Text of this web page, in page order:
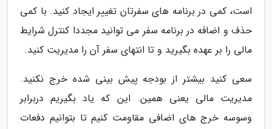
است، کمی در برنامه های سفرتان تغییر ایجاد کنید. با کمی
حذف و اضافه در برنامه سفر می توانید مجددا کنترل شرایط
مالی را بر عهده بگیرید و تا انتهای سفر آن را مدیریت کنید.
سعی کنید بیشتر از بودجه پیش بینی شده خرج نکنید.
مدیریت مالی یعنی همین. این که یاد بگیریم دربرابر
وسوسه خرج های اضافی مقاومت کنیم تا بتوانیم دفعات